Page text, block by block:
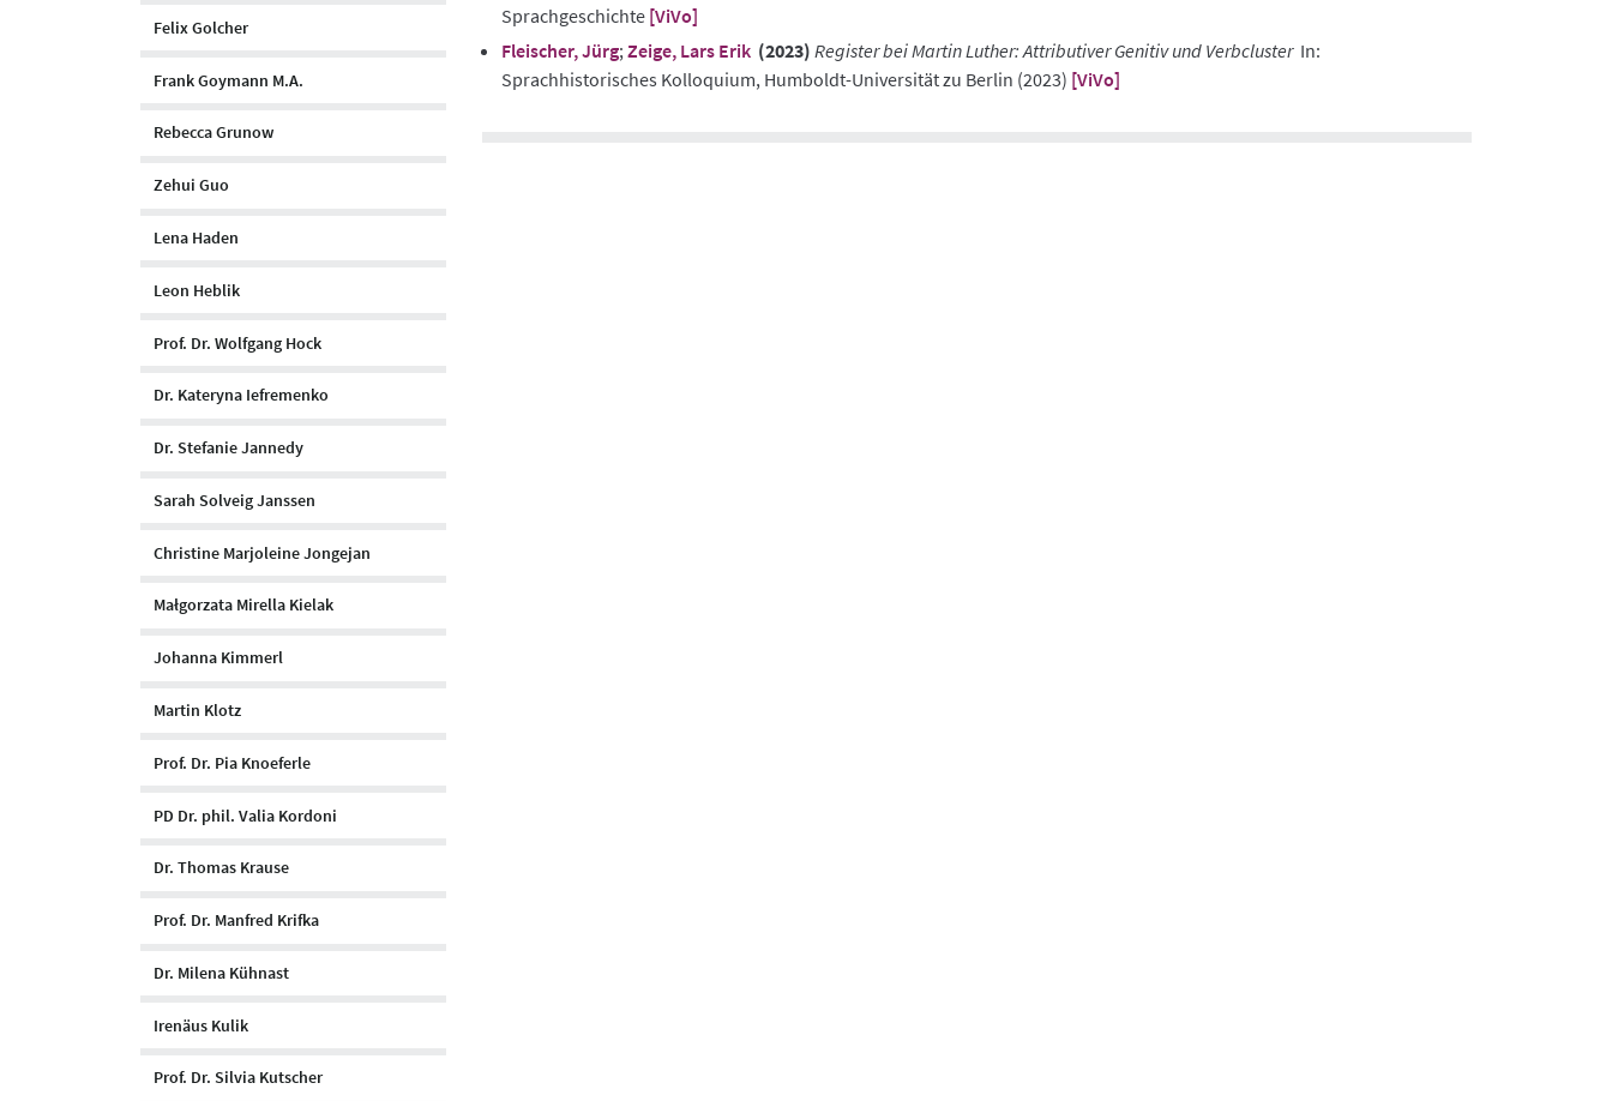
Felix Golcher
Frank Goymann M.A.
Rebecca Grunow
Zehui Guo
Lena Haden
Leon Heblik
Prof. Dr. Wolfgang Hock
Dr. Kateryna Iefremenko
Dr. Stefanie Jannedy
Sarah Solveig Janssen
Christine Marjoleine Jongejan
Małgorzata Mirella Kielak
Johanna Kimmerl
Martin Klotz
Prof. Dr. Pia Knoeferle
PD Dr. phil. Valia Kordoni
Dr. Thomas Krause
Prof. Dr. Manfred Krifka
Dr. Milena Kühnast
Irenäus Kulik
Prof. Dr. Silvia Kutscher
Sprachgeschichte [ViVo]
Fleischer, Jürg; Zeige, Lars Erik (2023) Register bei Martin Luther: Attributiver Genitiv und VerbclusterIn:
Sprachhistorisches Kolloquium, Humboldt-Universität zu Berlin (2023) [ViVo]